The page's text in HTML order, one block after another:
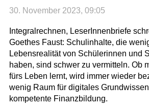
30. November 2023, 09:05
Integralrechnen, LeserInnenbriefe
Goethes Faust: Schulinhalte, die
Lebensrealität von Schülerinnen und
haben, sind schwer zu vermitteln. Ob
fürs Leben lernt, wird immer wieder
wenig Raum für digitales
kompetente Finanzbildung.